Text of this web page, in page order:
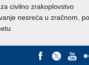
civilno zrakoplovstvo
nesreća u zračnom,